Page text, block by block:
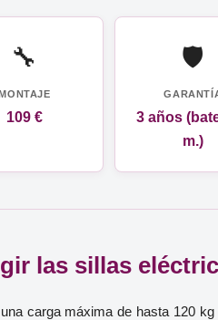
🔧
109 €
🛡️
3 años
m.)
las sillas
carga máxima de hasta 120